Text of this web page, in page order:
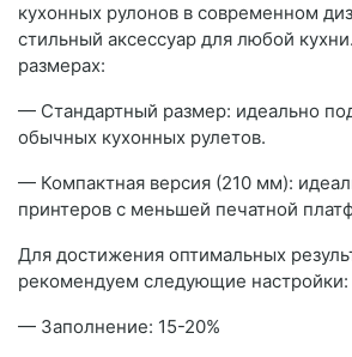
кухонных рулонов в современном
стильный аксессуар для любой
размерах:
— Стандартный размер: идеально
обычных кухонных рулетов.
— Компактная версия (210 мм):
принтеров с меньшей печатной
Для достижения оптимальных
рекомендуем следующие настройки:
— Заполнение: 15-20%